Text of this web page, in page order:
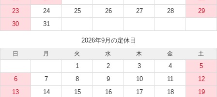
23
24 25 26 27 28
29
30
31
2026年9月の定休日
日 月 火 水 木 金 土
1 2 3 4
5
6
7 8 9 10 11
12
13
14 15 16 17 18 19